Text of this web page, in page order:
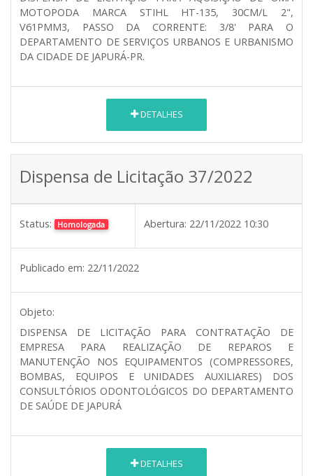
MOTOPODA MARCA STIHL HT-135, 30CM/L 2",
V61PMM3, PASSO DA CORRENTE: 3/8' PARA O
DEPARTAMENTO DE SERVIÇOS URBANOS E URBANISMO
DA CIDADE DE JAPURÁ-PR.
DETALHES
Dispensa de Licitação 37/2022
Status: Homologada Abertura: 22/11/2022 10:30
Publicado em: 22/11/2022
Objeto:
DISPENSA DE LICITAÇÃO PARA CONTRATAÇÃO DE
EMPRESA PARA REALIZAÇÃO DE REPAROS E
MANUTENÇÃO NOS EQUIPAMENTOS (COMPRESSORES,
BOMBAS, EQUIPOS E UNIDADES AUXILIARES) DOS
CONSULTÓRIOS ODONTOLÓGICOS DO DEPARTAMENTO
DE SAÚDE DE JAPURÁ
DETALHES